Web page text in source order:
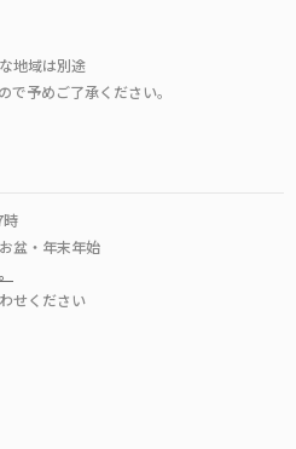
地域は別途
予めご了承ください。
盆・年末年始
せください